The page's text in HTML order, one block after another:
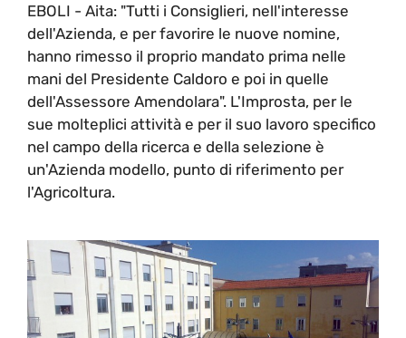
EBOLI - Aita: "Tutti i Consiglieri, nell'interesse
dell'Azienda, e per favorire le nuove nomine,
hanno rimesso il proprio mandato prima nelle
mani del Presidente Caldoro e poi in quelle
dell'Assessore Amendolara". L'Improsta, per le
sue molteplici attività e per il suo lavoro specifico
nel campo della ricerca e della selezione è
un'Azienda modello, punto di riferimento per
l'Agricoltura.